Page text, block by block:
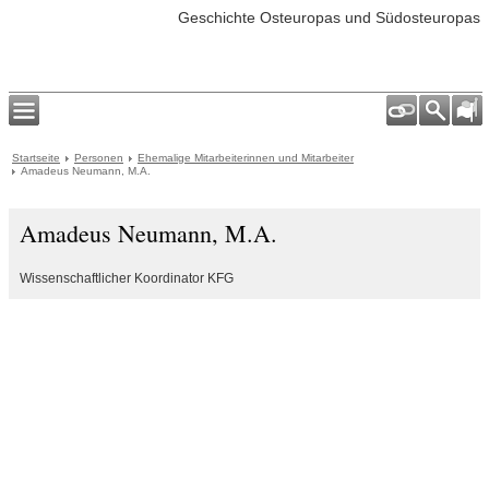
Geschichte Osteuropas und Südosteuropas
Startseite Personen
Ehemalige Mitarbeiterinnen und Mitarbeiter
Amadeus Neumann, M.A.
Amadeus Neumann, M.A.
Wissenschaftlicher Koordinator KFG